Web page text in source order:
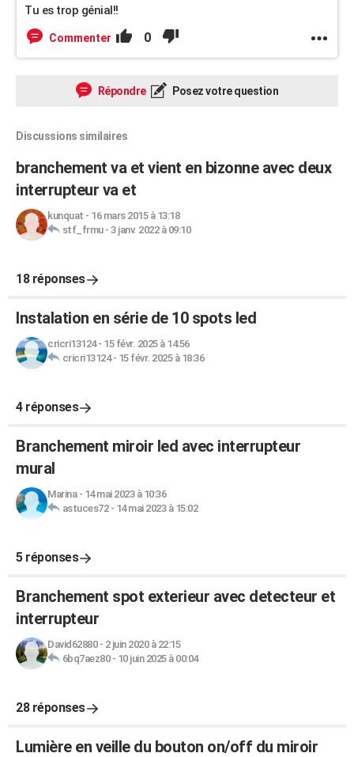
Tu es trop génial!!
Commenter 0
Répondre Posez votre question
Discussions similaires
branchement va et vient en bizonne avec deux
interrupteur va et
kunquat - 16 mars 2015 à 13:18
stf_frmu- 3 janv. 2022 à 09:10
18 réponses
Instalation en série de 10 spots led
cricri13124- 15 févr. 2025 à 14:56
cricri13124- 15 févr. 2025 à 18:36
4 réponses
Branchement miroir led avec interrupteur
mural
Marina- 14 mai 2023 à 10:36
astuces72- 14 mai 2023 à 15:02
5 réponses
Branchement spot exterieur avec detecteur et
interrupteur
David62880- 2 juin 2020 à 22:15
6bq7aez80- 10 juin 2025 à 00:04
28 réponses
Lumière en veille du bouton on/off du miroir